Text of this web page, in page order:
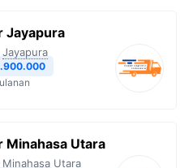
Jayapura
Jayapura
Minahasa Utara
Minahasa Utara